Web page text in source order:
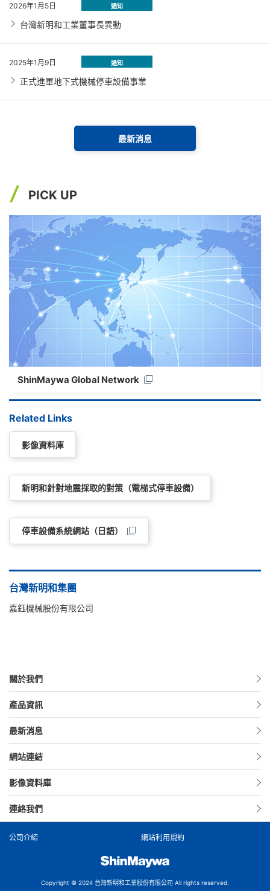
2026年1月5日 通知
台灣新明和工業董事⾧異動
2025年1月9日 通知
正式進軍地下式機械停車設備事業
最新消息
PICK UP
ShinMaywa Global Network
Related Links
影像資料庫
新明和針對地震採取的對策（電梯式停車設備）
停車設備系統網站（日語）
台灣新明和集團
嘉鈺機械股份有限公司
關於我們
產品資訊
最新消息
網站連結
影像資料庫
連絡我們
公司介紹 網站利用規約
Copyright © 2024 台灣新明和工業股份有限公司 All rights reserved.